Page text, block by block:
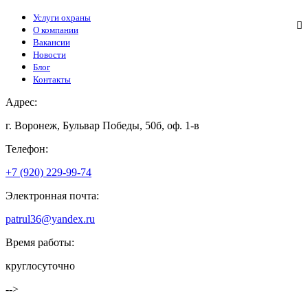
Услуги охраны
О компании
Вакансии
Новости
Блог
Контакты
Адрес:
г. Воронеж, Бульвар Победы, 50б, оф. 1-в
Телефон:
+7 (920) 229-99-74
Электронная почта:
patrul36@yandex.ru
Время работы:
круглосуточно
-->